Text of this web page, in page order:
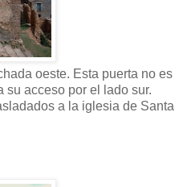
oeste. Esta puerta no es
su acceso por el lado sur.
a la iglesia de Santa